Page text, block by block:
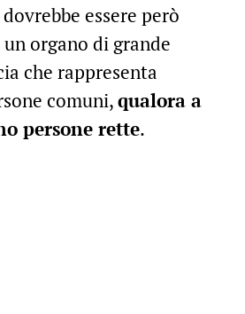
essere però
organo di grande
che rappresenta
comuni,qualora a
persone rette.